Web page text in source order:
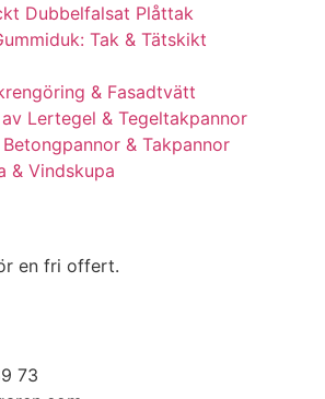
Dubbelfalsat Plåttak
Tak & Tätskikt
& Fasadtvätt
Lertegel & Tegeltakpannor
& Takpannor
& Vindskupa
en fri offert.
73